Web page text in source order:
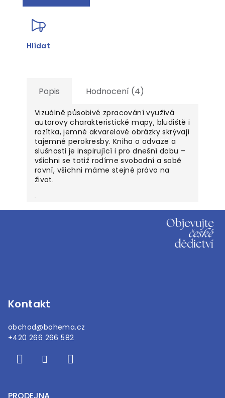
Hlídat
Popis Hodnocení (4)
Vizuálně působivé zpracování využívá
autorovy charakteristické mapy, bludiště i
razítka, jemné akvarelové obrázky skrývají
tajemné perokresby. Kniha o odvaze a
slušnosti je inspirující i pro dnešní dobu –
všichni se totiž rodíme svobodní a sobě
rovní, všichni máme stejné právo na
život.
Kontakt
obchod@bohema.cz
+420 266 266 582